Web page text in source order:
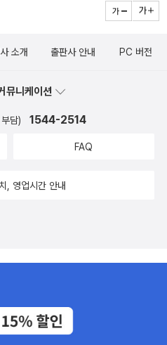
잠재력을 발휘하기 위한 도구를 판
가 진정 팔고 싶은 것이 무엇인지
소개 출판사 안내 PC 버전
뮤니케이션
담) 1544-2514
FAQ
, 영업시간 안내